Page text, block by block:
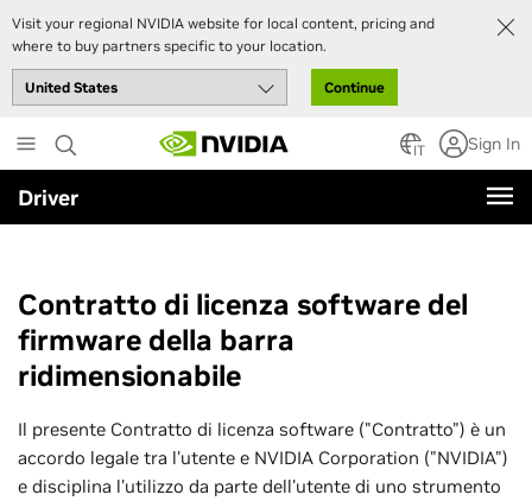
Visit your regional NVIDIA website for local content, pricing and
where to buy partners specific to your location.
Continue
to
main
content
IT Sign In
Driver
Contratto di licenza software del
firmware della barra
ridimensionabile
Il presente Contratto di licenza software ("Contratto") è un
accordo legale tra l'utente e NVIDIA Corporation ("NVIDIA")
e disciplina l'utilizzo da parte dell'utente di uno strumento